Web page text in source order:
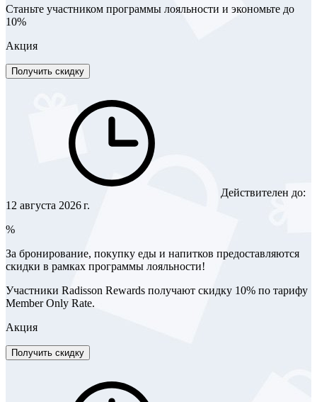
Станьте участником программы лояльности и экономьте до
10%
Акция
Получить скидку
Действителен до:
12 августа 2026 г.
%
За бронирование, покупку еды и напитков предоставляются
скидки в рамках программы лояльности!
Участники Radisson Rewards получают скидку 10% по тарифу
Member Only Rate.
Акция
Получить скидку